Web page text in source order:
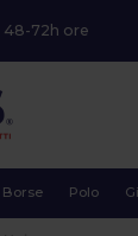
48-72h ore
Borse Polo